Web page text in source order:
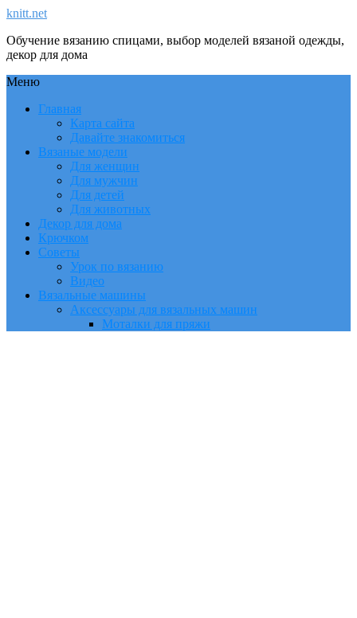
knitt.net
Обучение вязанию спицами, выбор моделей вязаной одежды,
декор для дома
Меню
Главная
Карта сайта
Давайте знакомиться
Вязаные модели
Для женщин
Для мужчин
Для детей
Для животных
Декор для дома
Крючком
Советы
Урок по вязанию
Видео
Вязальные машины
Аксессуары для вязальных машин
Моталки для пряжи